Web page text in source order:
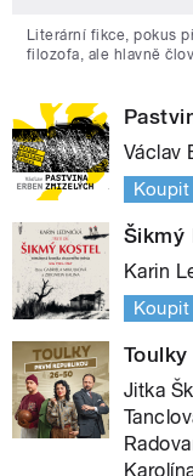
Literární fikce, pokus
filozofa, ale hlavně
Václav
Koupit
Šikmý
Karin
Koupit
Jitka